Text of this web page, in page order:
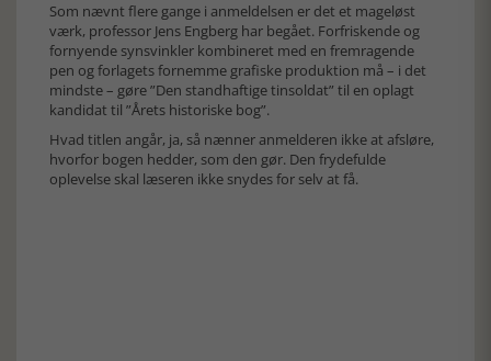
Som nævnt flere gange i anmeldelsen er det et mageløst
værk, professor Jens Engberg har begået. Forfriskende og
fornyende synsvinkler kombineret med en fremragende
pen og forlagets fornemme grafiske produktion må – i det
mindste – gøre ”Den standhaftige tinsoldat” til en oplagt
kandidat til ”Årets historiske bog”.
Hvad titlen angår, ja, så nænner anmelderen ikke at afsløre,
hvorfor bogen hedder, som den gør. Den frydefulde
oplevelse skal læseren ikke snydes for selv at få.